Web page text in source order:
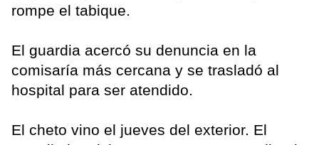
rompe el tabique.
El guardia acercó su denuncia en la
comisaría más cercana y se trasladó al
hospital para ser atendido.
El cheto vino el jueves del exterior. El